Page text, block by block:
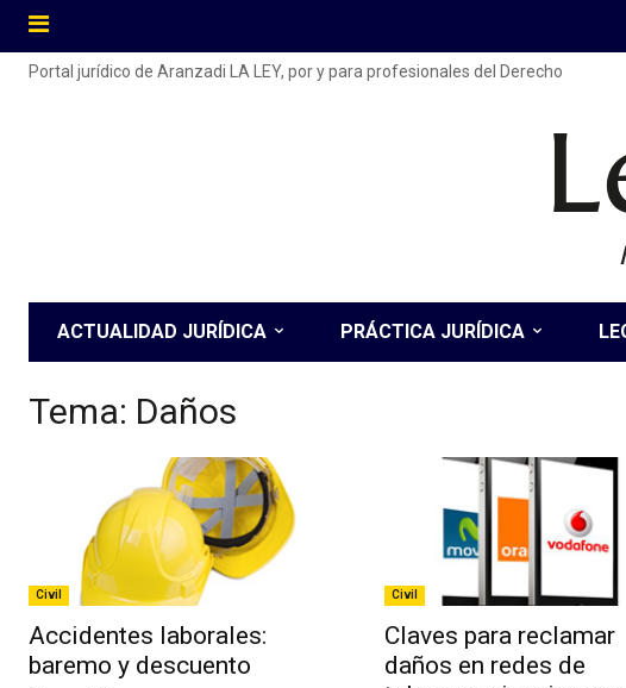
Portal jurídico de Aranzadi LA LEY, por y para profesionales del Derecho
ACTUALIDAD JURÍDICA PRÁCTICA JURÍDICA
Tema: Daños
Civil
Accidentes laborales:
baremo y descuento
Civil
Claves para reclamar
daños en redes de